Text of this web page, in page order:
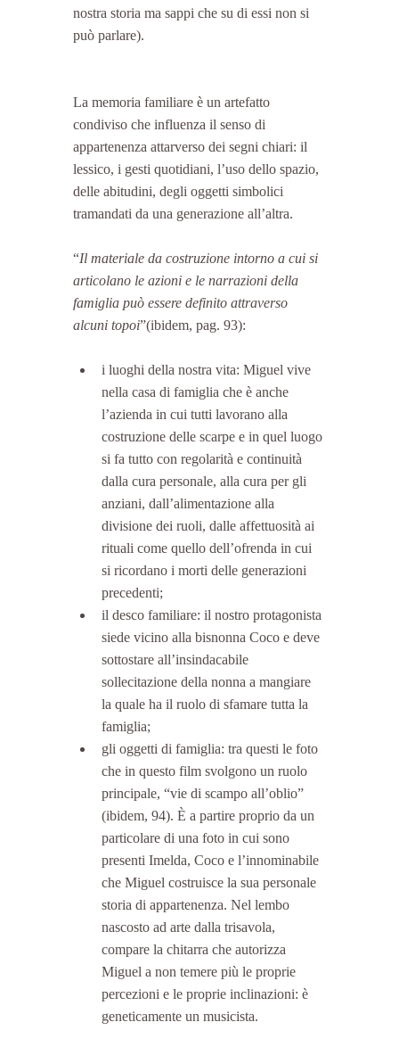
nostra storia ma sappi che su di essi non si
può parlare).
La memoria familiare è un artefatto
condiviso che influenza il senso di
appartenenza attarverso dei segni chiari: il
lessico, i gesti quotidiani, l’uso dello spazio,
delle abitudini, degli oggetti simbolici
tramandati da una generazione all’altra.
“Il materiale da costruzione intorno a cui si
articolano le azioni e le narrazioni della
famiglia può essere definito attraverso
alcuni topoi”(ibidem, pag. 93):
i luoghi della nostra vita: Miguel vive
nella casa di famiglia che è anche
l’azienda in cui tutti lavorano alla
costruzione delle scarpe e in quel luogo
si fa tutto con regolarità e continuità
dalla cura personale, alla cura per gli
anziani, dall’alimentazione alla
divisione dei ruoli, dalle affettuosità ai
rituali come quello dell’ofrenda in cui
si ricordano i morti delle generazioni
precedenti;
il desco familiare: il nostro protagonista
siede vicino alla bisnonna Coco e deve
sottostare all’insindacabile
sollecitazione della nonna a mangiare
la quale ha il ruolo di sfamare tutta la
famiglia;
gli oggetti di famiglia: tra questi le foto
che in questo film svolgono un ruolo
principale, “vie di scampo all’oblio”
(ibidem, 94). È a partire proprio da un
particolare di una foto in cui sono
presenti Imelda, Coco e l’innominabile
che Miguel costruisce la sua personale
storia di appartenenza. Nel lembo
nascosto ad arte dalla trisavola,
compare la chitarra che autorizza
Miguel a non temere più le proprie
percezioni e le proprie inclinazioni: è
geneticamente un musicista.